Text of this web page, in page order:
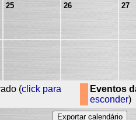
25 26 27
(click para
Eventos
esconder)